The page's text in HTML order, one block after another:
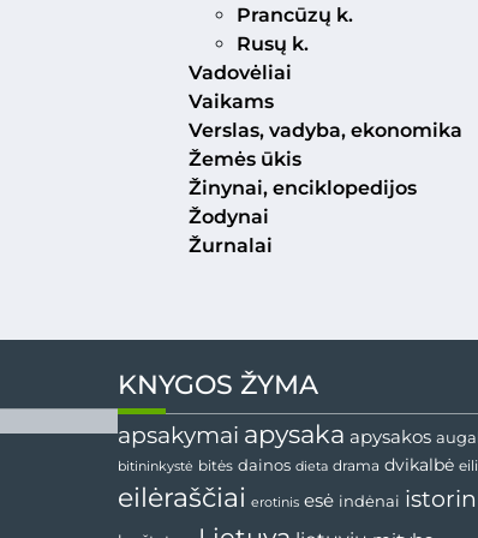
Prancūzų k.
Rusų k.
Vadovėliai
Vaikams
Verslas, vadyba, ekonomika
Žemės ūkis
Žinynai, enciklopedijos
Žodynai
Žurnalai
KNYGOS ŽYMA
apsakymai apysaka apysakos
bitininkystė bitės dainos dieta drama dvikalbė
eilėraščiai erotinis esė indėnai